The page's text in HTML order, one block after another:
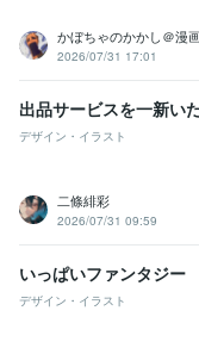
かぼちゃのかかし＠漫
2026/07/31 17:01
出品サービスを一新い
デザイン・イラスト
二條緋彩
2026/07/31 09:59
いっぱいファンタジー
デザイン・イラスト